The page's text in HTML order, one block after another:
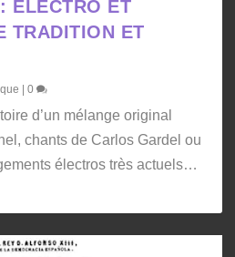
ÉLECTRO ET
TRADITION ET
|0
d’un mélange original
chants de Carlos Gardel ou
électros très actuels…